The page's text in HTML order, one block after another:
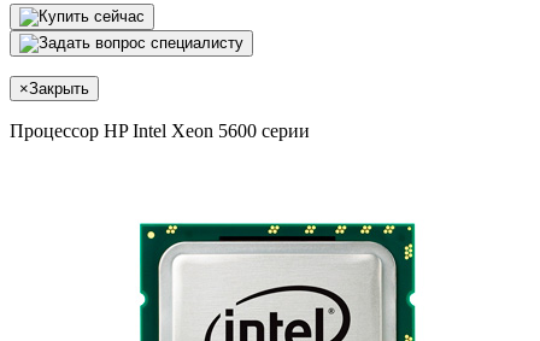
×Закрыть
Процессор HP Intel Xeon 5600 серии